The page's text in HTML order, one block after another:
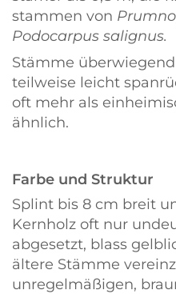
stammen von
Podocarpus salignus.
Stämme
teilweise leicht
oft mehr als
ähnlich.
Farbe und Struktur
Splint bis 8 cm breit
Kernholz oft nur
abgesetzt, blass
ältere Stämme
unregelmäßigen,